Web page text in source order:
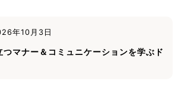
年10月3日
マナー＆コミュニケーションを学ぶド